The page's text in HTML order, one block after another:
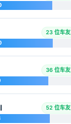
23 位车友
36 位车友
52 位车友